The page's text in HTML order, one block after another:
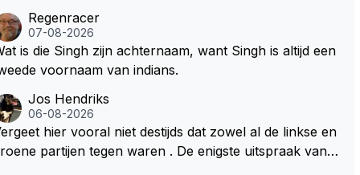
Regenracer
07-08-2026
is die Singh zijn achternaam, want Singh is altijd een
voornaam van indians.
Jos Hendriks
06-08-2026
hier vooral niet destijds dat zowel al de linkse en
partijen tegen waren . De enigste uitspraak van e